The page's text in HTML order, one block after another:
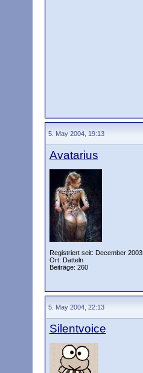
5. May 2004, 19:13
Avatarius
Registriert seit: December 2003
Ort: Datteln
Beiträge: 260
5. May 2004, 22:13
Silentvoice